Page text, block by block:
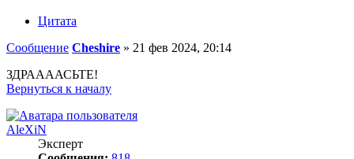
Цитата
Сообщение Cheshire » 21 фев 2024, 20:14
ЗДРААААСЬТЕ!
Вернуться к началу
AleXiN
Эксперт